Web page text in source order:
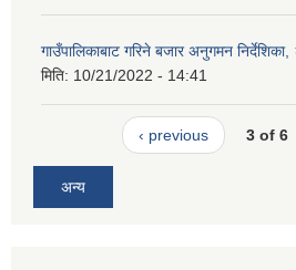
गाउँपालिकाबाट गरिने बजार अनुगमन
मिति: 10/21/2022 - 14:41
‹ previous 3 of 6
अन्य